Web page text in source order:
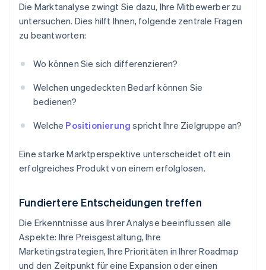
Die Marktanalyse zwingt Sie dazu, Ihre Mitbewerber zu
untersuchen. Dies hilft Ihnen, folgende zentrale Fragen
zu beantworten:
Wo können Sie sich differenzieren?
Welchen ungedeckten Bedarf können Sie
bedienen?
Welche Positionierung spricht Ihre Zielgruppe an?
Eine starke Marktperspektive unterscheidet oft ein
erfolgreiches Produkt von einem erfolglosen.
Fundiertere Entscheidungen treffen
Die Erkenntnisse aus Ihrer Analyse beeinflussen alle
Aspekte: Ihre Preisgestaltung, Ihre
Marketingstrategien, Ihre Prioritäten in Ihrer Roadmap
und den Zeitpunkt für eine Expansion oder einen